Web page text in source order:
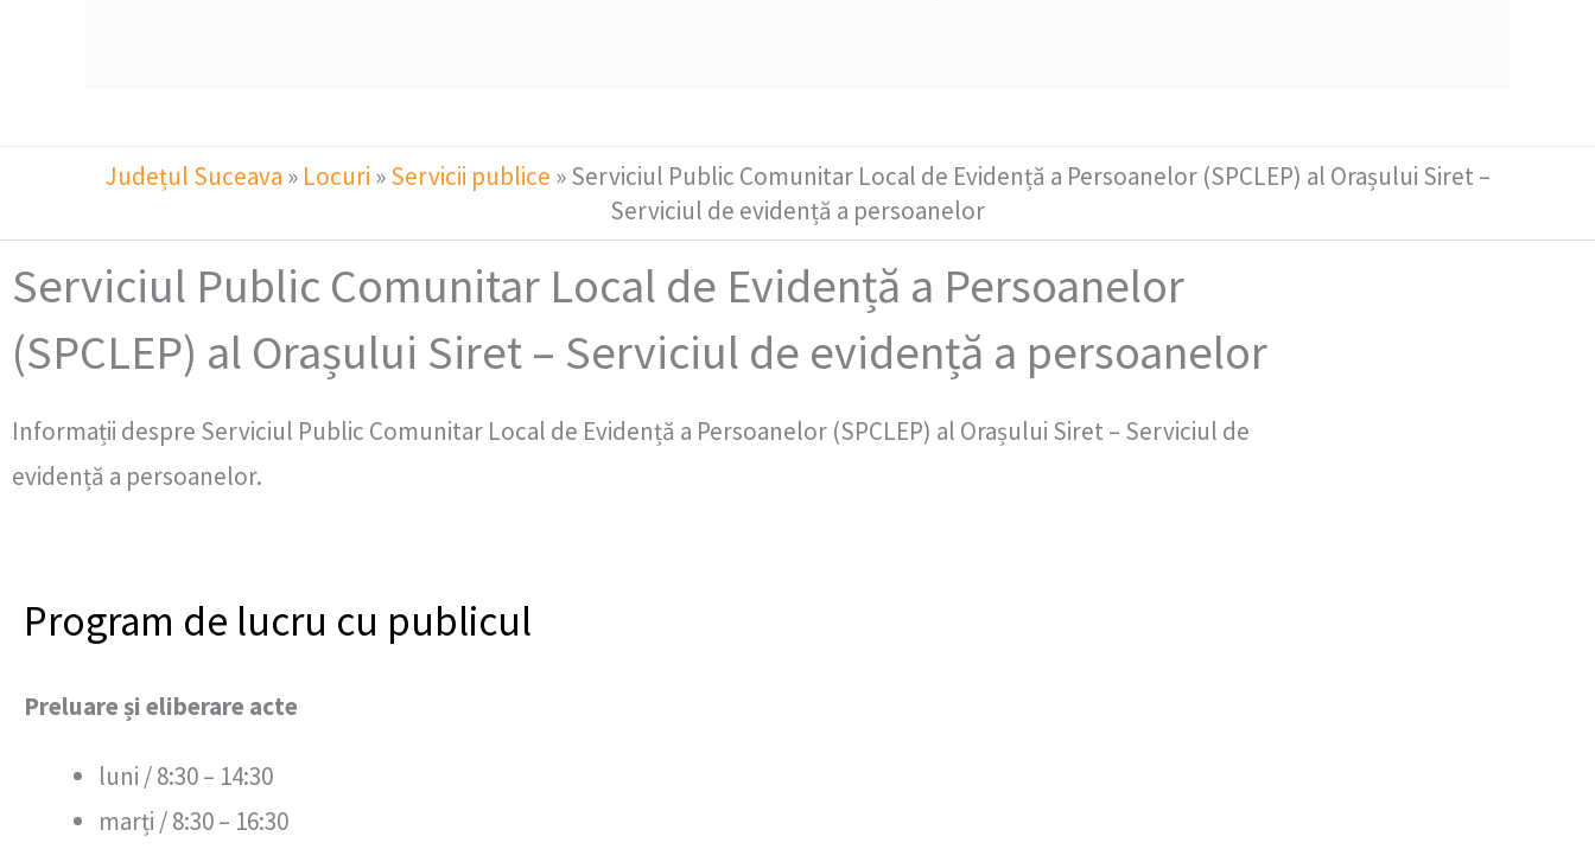
Județul Suceava » Locuri »Servicii publice »Serviciul Public Comunitar Local de Evidență a Persoanelor (SPCLEP) al Orașului Siret –
Serviciul de evidență a persoanelor
Serviciul Public Comunitar Local de Evidență a Persoanelor
(SPCLEP) al Orașului Siret – Serviciul de evidență a persoanelor
Informații despre Serviciul Public Comunitar Local de Evidență a Persoanelor (SPCLEP) al Orașului Siret – Serviciul de
evidență a persoanelor.
Program de lucru cu publicul
Preluare și eliberare acte
luni / 8:30 – 14:30
marți / 8:30 – 16:30